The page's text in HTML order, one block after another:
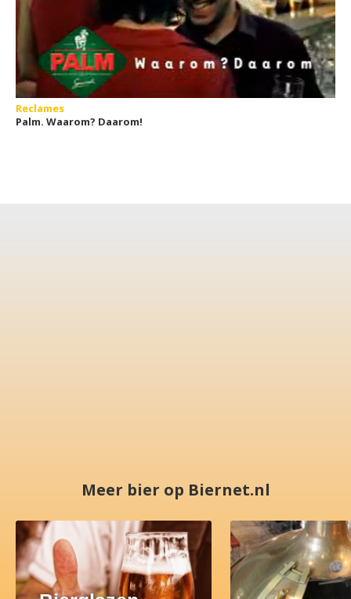
Reclames
Palm. Waarom? Daarom!
Meer bier op Biernet.nl